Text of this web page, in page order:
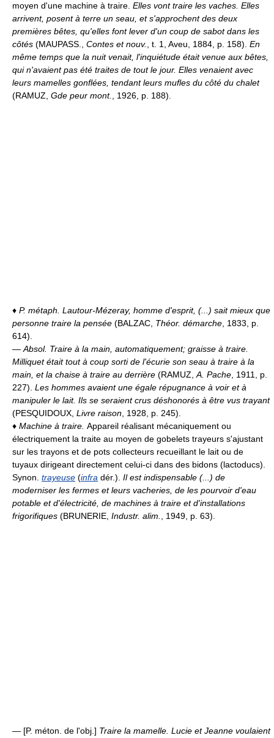
moyen d'une machine à traire. Elles vont traire les vaches. Elles
arrivent, posent à terre un seau, et s'approchent des deux
premières bêtes, qu'elles font lever d'un coup de sabot dans les
côtés (MAUPASS., Contes et nouv. , t. 1, Aveu, 1884, p. 158). En
même temps que la nuit venait, l'inquiétude était venue aux bêtes,
qui n'avaient pas été traites de tout le jour. Elles venaient avec
leurs mamelles gonflées, tendant leurs mufles du côté du chalet
(RAMUZ, Gde peur mont. , 1926, p. 188).
♦ P. métaph. Lautour-Mézeray, homme d'esprit, (...) sait mieux que
personne traire la pensée (BALZAC, Théor. démarche , 1833, p.
614).
— Absol. Traire à la main, automatiquement; graisse à traire.
Milliquet était tout à coup sorti de l'écurie son seau à traire à la
main, et la chaise à traire au derrière (RAMUZ, A. Pache , 1911, p.
227). Les hommes avaient une égale répugnance à voir et à
manipuler le lait. Ils se seraient crus déshonorés à être vus trayant
(PESQUIDOUX, Livre raison , 1928, p. 245).
♦ Machine à traire. Appareil réalisant mécaniquement ou
électriquement la traite au moyen de gobelets trayeurs s'ajustant
sur les trayons et de pots collecteurs recueillant le lait ou de
tuyaux dirigeant directement celui-ci dans des bidons (lactoducs).
Synon. trayeuse (infra dér.). Il est indispensable (...) de
moderniser les fermes et leurs vacheries, de les pourvoir d'eau
potable et d'électricité, de machines à traire et d'installations
frigorifiques (BRUNERIE, Industr. alim. , 1949, p. 63).
— [P. méton. de l'obj.] Traire la mamelle. Lucie et Jeanne voulaient